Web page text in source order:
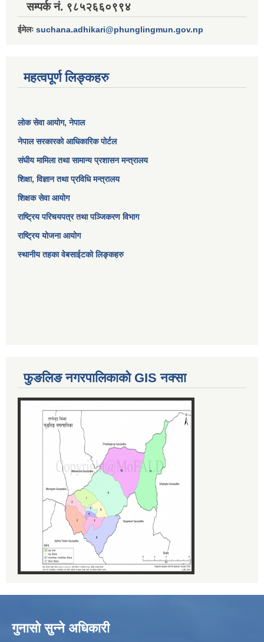
सम्पर्क नं. ९८५२६६०९९४
ईमेलः suchana.adhikari@phunglingmun.gov.np
महत्वपूर्ण लिङ्कहरु
लोक सेवा आयोग, नेपाल
नेपाल सरकारको आधिकारिक पोर्टल
संघीय मामिला तथा सामान्य प्रशासन मन्त्रालय
शिक्षा, विज्ञान तथा प्रविधि मन्त्रालय
शिक्षक सेवा आयोग
राष्ट्रिय परिचयपत्र तथा पञ्जिकरण विभाग
राष्ट्रिय योजना आयोग
स्थानीय तहका वेबसाईटको लिङ्कहरु
फुङलिङ नगरपालिकाको GIS नक्सा
गुनासो सुन्ने अधिकारी